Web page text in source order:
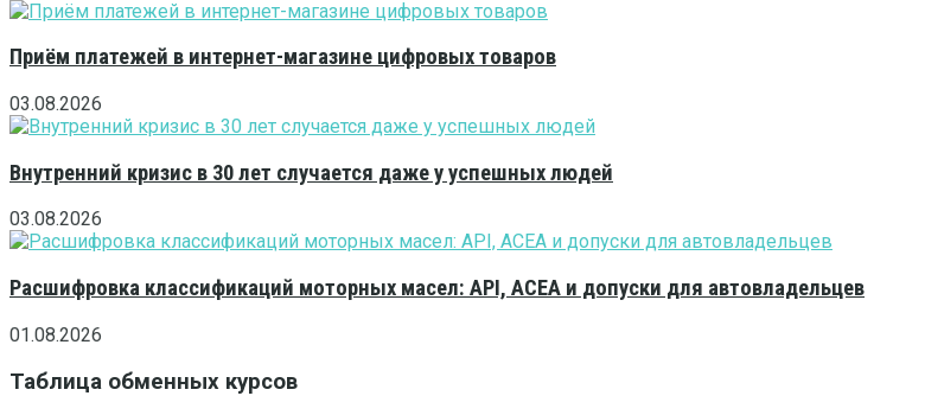
Приём платежей в интернет-магазине цифровых товаров
03.08.2026
Внутренний кризис в 30 лет случается даже у успешных людей
03.08.2026
Расшифровка классификаций моторных масел: API, ACEA и допуски для автовладельцев
01.08.2026
Таблица обменных курсов